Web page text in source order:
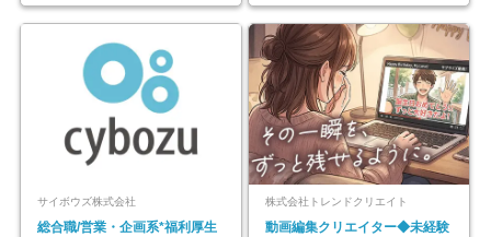
サイボウズ株式会社
総合職/営業・企画系*福利厚生
株式会社トレンドクリエイト
動画編集クリエイター◆未経験